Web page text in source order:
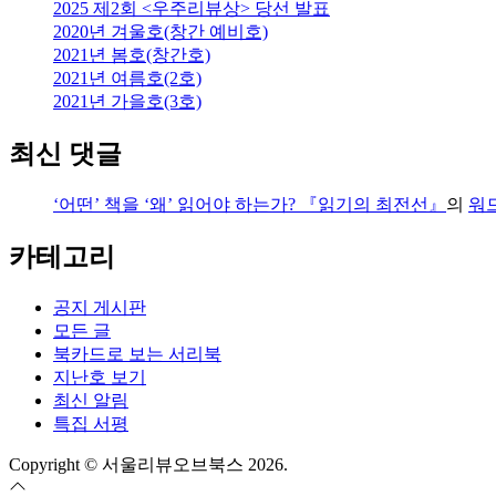
2025 제2회 <우주리뷰상> 당선 발표
2020년 겨울호(창간 예비호)
2021년 봄호(창간호)
2021년 여름호(2호)
2021년 가을호(3호)
최신 댓글
‘어떤’ 책을 ‘왜’ 읽어야 하는가? 『읽기의 최전선』 의 워
카테고리
공지 게시판
모든 글
북카드로 보는 서리북
지난호 보기
최신 알림
특집 서평
Copyright © 서울리뷰오브북스 2026.